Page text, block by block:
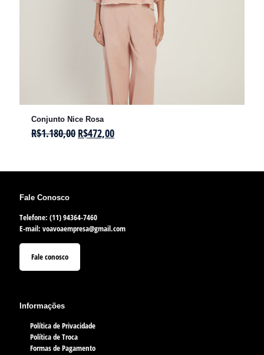
Conjunto Nice Rosa
R$1.180,00 R$472,00
Fale Conosco
Telefone: (11) 94364-7460
E-mail: voavoaempresa@gmail.com
Fale conosco
Informações
Política de Privacidade
Política de Troca
Formas de Pagamento